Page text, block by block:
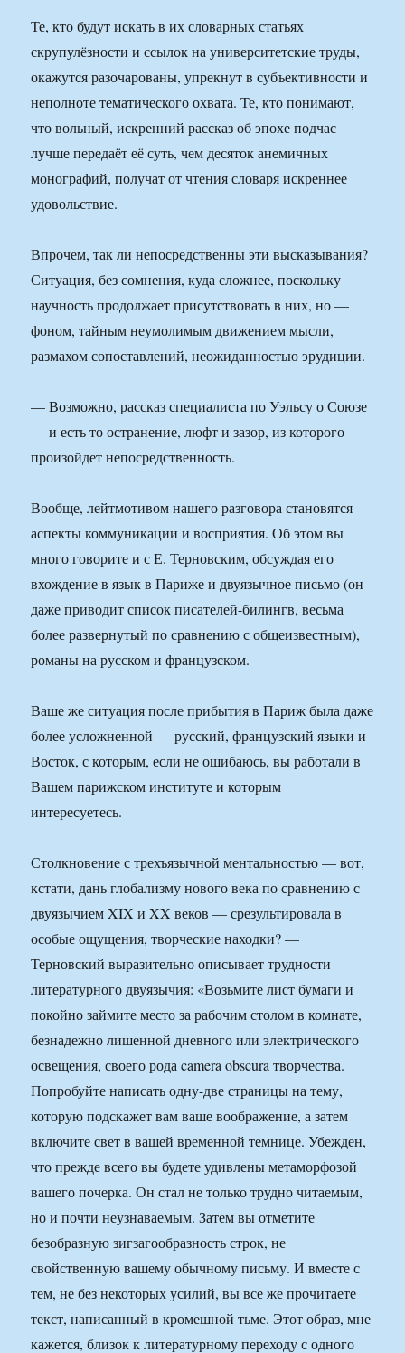
Те, кто будут искать в их словарных статьях
скрупулёзности и ссылок на университетские труды,
окажутся разочарованы, упрекнут в субъективности и
неполноте тематического охвата. Те, кто понимают,
что вольный, искренний рассказ об эпохе подчас
лучше передаёт её суть, чем десяток анемичных
монографий, получат от чтения словаря искреннее
удовольствие.
Впрочем, так ли непосредственны эти высказывания?
Ситуация, без сомнения, куда сложнее, поскольку
научность продолжает присутствовать в них, но —
фоном, тайным неумолимым движением мысли,
размахом сопоставлений, неожиданностью эрудиции.
— Возможно, рассказ специалиста по Уэльсу о Союзе
— и есть то остранение, люфт и зазор, из которого
произойдет непосредственность.
Вообще, лейтмотивом нашего разговора становятся
аспекты коммуникации и восприятия. Об этом вы
много говорите и с Е. Терновским, обсуждая его
вхождение в язык в Париже и двуязычное письмо (он
даже приводит список писателей-билингв, весьма
более развернутый по сравнению с общеизвестным),
романы на русском и французском.
Ваше же ситуация после прибытия в Париж была даже
более усложненной — русский, французский языки и
Восток, с которым, если не ошибаюсь, вы работали в
Вашем парижском институте и которым
интересуетесь.
Столкновение с трехъязычной ментальностью — вот,
кстати, дань глобализму нового века по сравнению с
двуязычием XIX и XX веков — срезультировала в
особые ощущения, творческие находки? —
Терновский выразительно описывает трудности
литературного двуязычия: «Возьмите лист бумаги и
покойно займите место за рабочим столом в комнате,
безнадежно лишенной дневного или электрического
освещения, своего рода camera obscura творчества.
Попробуйте написать одну-две страницы на тему,
которую подскажет вам ваше воображение, а затем
включите свет в вашей временной темнице. Убежден,
что прежде всего вы будете удивлены метаморфозой
вашего почерка. Он стал не только трудно читаемым,
но и почти неузнаваемым. Затем вы отметите
безобразную зигзагообразность строк, не
свойственную вашему обычному письму. И вместе с
тем, не без некоторых усилий, вы все же прочитаете
текст, написанный в кромешной тьме. Этот образ, мне
кажется, близок к литературному переходу с одного